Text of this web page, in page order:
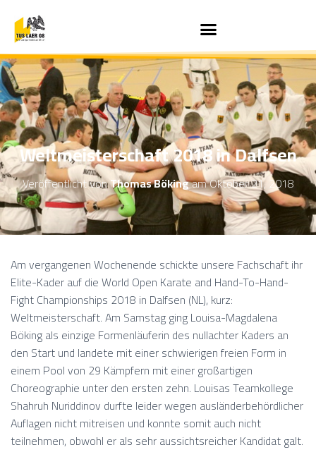
Weltmeisterschaft 2018 in Dalfsen
Veröffentlicht vonThomas BökingamOktober 21, 2018
Am vergangenen Wochenende schickte unsere Fachschaft ihr
Elite-Kader auf die World Open Karate and Hand-To-Hand-
Fight Championships 2018 in Dalfsen (NL), kurz:
Weltmeisterschaft. Am Samstag ging Louisa-Magdalena
Böking als einzige Formenläuferin des nullachter Kaders an
den Start und landete mit einer schwierigen freien Form in
einem Pool von 29 Kämpfern mit einer großartigen
Choreographie unter den ersten zehn. Louisas Teamkollege
Shahruh Nuriddinov durfte leider wegen ausländerbehördlicher
Auflagen nicht mitreisen und konnte somit auch nicht
teilnehmen, obwohl er als sehr aussichtsreicher Kandidat galt.